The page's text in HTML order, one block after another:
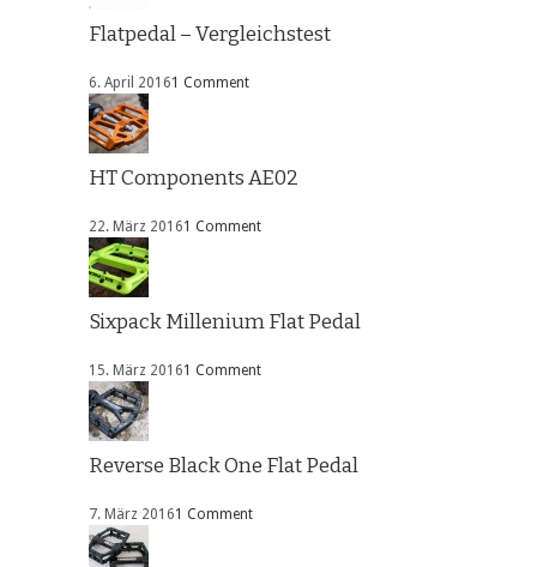
Flatpedal – Vergleichstest
6. April 20161 Comment
HT Components AE02
22. März 20161 Comment
Sixpack Millenium Flat Pedal
15. März 20161 Comment
Reverse Black One Flat Pedal
7. März 20161 Comment